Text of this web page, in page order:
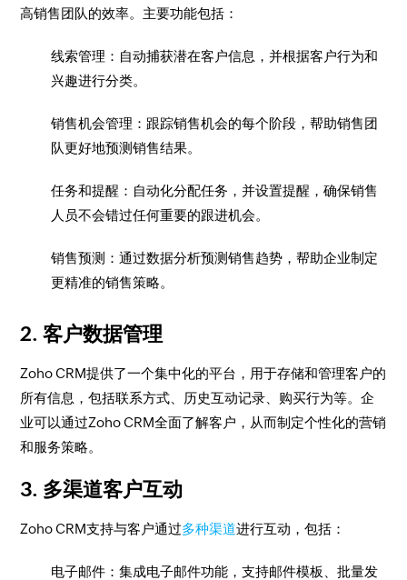
高销售团队的效率。主要功能包括：
线索管理：自动捕获潜在客户信息，并根据客户行为和
兴趣进行分类。
销售机会管理：跟踪销售机会的每个阶段，帮助销售团
队更好地预测销售结果。
任务和提醒：自动化分配任务，并设置提醒，确保销售
人员不会错过任何重要的跟进机会。
销售预测：通过数据分析预测销售趋势，帮助企业制定
更精准的销售策略。
2. 客户数据管理
Zoho CRM提供了一个集中化的平台，用于存储和管理客户的
所有信息，包括联系方式、历史互动记录、购买行为等。企
业可以通过Zoho CRM全面了解客户，从而制定个性化的营销
和服务策略。
3. 多渠道客户互动
Zoho CRM支持与客户通过多种渠道进行互动，包括：
电子邮件：集成电子邮件功能，支持邮件模板、批量发